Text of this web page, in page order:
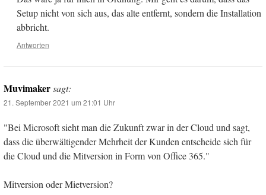
Setup nicht von sich aus, das alte entfernt, sondern die Installation
abbricht.
Antworten
Muvimakersagt:
21. September 2021 um 21:01 Uhr
"Bei Microsoft sieht man die Zukunft zwar in der Cloud und sagt,
dass die überwältigender Mehrheit der Kunden entscheide sich für
die Cloud und die Mitversion in Form von Office 365."
Mitversion oder Mietversion?